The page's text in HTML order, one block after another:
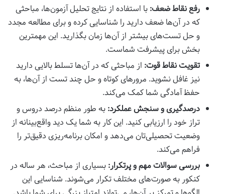
رفع نقاط ضعف: با استفاده از نتایج تحلیل آزمون‌ها، مباحثی
که در آن‌ها ضعف دارید را شناسایی کرده و برای مطالعه مجدد
و حل تست‌های بیشتر از آن‌ها زمان بگذارید. این مهمترین
بخش برای پیشرفت شماست.
تقویت نقاط قوت: از مباحثی که در آن‌ها تسلط بالایی دارید
نیز غافل نشوید. مرورهای کوتاه و حل چند تست از آن‌ها، به
حفظ آمادگی شما کمک می‌کند.
درصدگیری و سنجش عملکرد: به طور منظم درصد دروس و
تراز خود را ارزیابی کنید. این کار به شما یک دید واقع‌بینانه از
وضعیت تحصیلی‌تان می‌دهد و امکان برنامه‌ریزی دقیق‌تر را
فراهم می‌کند.
بررسی سوالات مهم و پرتکرار: بسیاری از مباحث، هر ساله در
کنکور به صورت‌های مختلف تکرار می‌شوند. شناسایی این